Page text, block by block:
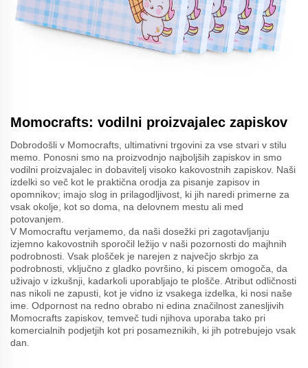
Momocrafts: vodilni proizvajalec zapiskov
Dobrodošli v Momocrafts, ultimativni trgovini za vse stvari v stilu
memo. Ponosni smo na proizvodnjo najboljših zapiskov in smo
vodilni proizvajalec in dobavitelj visoko kakovostnih zapiskov. Naši
izdelki so več kot le praktična orodja za pisanje zapisov in
opomnikov; imajo slog in prilagodljivost, ki jih naredi primerne za
vsak okolje, kot so doma, na delovnem mestu ali med
potovanjem.
V Momocraftu verjamemo, da naši dosežki pri zagotavljanju
izjemno kakovostnih sporočil ležijo v naši pozornosti do majhnih
podrobnosti. Vsak plošček je narejen z največjo skrbjo za
podrobnosti, vključno z gladko površino, ki piscem omogoča, da
uživajo v izkušnji, kadarkoli uporabljajo te plošče. Atribut odličnosti
nas nikoli ne zapusti, kot je vidno iz vsakega izdelka, ki nosi naše
ime. Odpornost na redno obrabo ni edina značilnost zanesljivih
Momocrafts zapiskov, temveč tudi njihova uporaba tako pri
komercialnih podjetjih kot pri posameznikih, ki jih potrebujejo vsak
dan.